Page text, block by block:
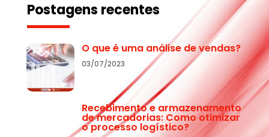
Postagens recentes
O que é uma análise de vendas?
03/07/2023
Recebimento e armazenamento
de mercadorias: Como otimizar
o processo logístico?